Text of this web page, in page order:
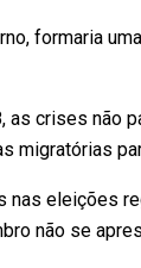
formaria
crises não
migratórias
nas eleições
não se